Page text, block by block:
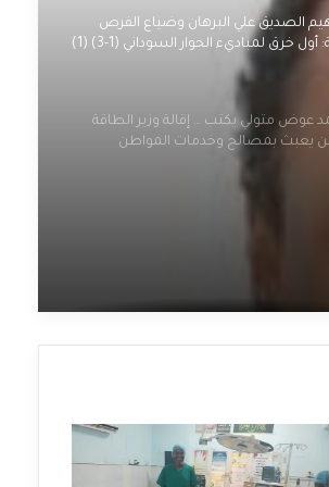
الصديق علي البرهان وضياع الفرص
أول خرق لمباديء الحوار السوداني (1-3) (1)
عوض متولي يكتب … إقالة وزير الطاقة
يعبث بمصالح وخدمات المواطن